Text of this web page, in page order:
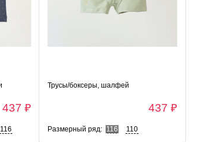
437 ₽
116
Трусы/боксеры, шалфей
437 ₽
Размерный ряд: 116 110